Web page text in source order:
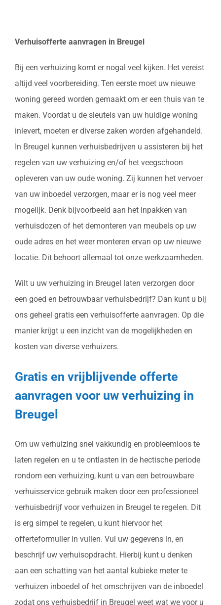
Verhuisofferte aanvragen in Breugel
Bij een verhuizing komt er nogal veel kijken. Het vereist
altijd veel voorbereiding. Ten eerste moet uw nieuwe
woning gereed worden gemaakt om er een thuis van te
maken. Voordat u de sleutels van uw huidige woning
inlevert, moeten er diverse zaken worden afgehandeld.
In Breugel kunnen verhuisbedrijven u assisteren bij het
regelen van uw verhuizing en/of het veegschoon
opleveren van uw oude woning. Zij kunnen het vervoer
van uw inboedel verzorgen, maar er is nog veel meer
mogelijk. Denk bijvoorbeeld aan het inpakken van
verhuisdozen of het demonteren van meubels op uw
oude adres en het weer monteren ervan op uw nieuwe
locatie. Dit behoort allemaal tot onze werkzaamheden.
Wilt u uw verhuizing in Breugel laten verzorgen door
een goed en betrouwbaar verhuisbedrijf? Dan kunt u bij
ons geheel gratis een verhuisofferte aanvragen. Op die
manier krijgt u een inzicht van de mogelijkheden en
kosten van diverse verhuizers.
Gratis en vrijblijvende offerte
aanvragen voor uw verhuizing in
Breugel
Om uw verhuizing snel vakkundig en probleemloos te
laten regelen en u te ontlasten in de hectische periode
rondom een verhuizing, kunt u van een betrouwbare
verhuisservice gebruik maken door een professioneel
verhuisbedrijf voor verhuizen in Breugel te regelen. Dit
is erg simpel te regelen, u kunt hiervoor het
offerteformulier in vullen. Vul uw gegevens in, en
beschrijf uw verhuisopdracht. Hierbij kunt u denken
aan een schatting van het aantal kubieke meter te
verhuizen inboedel of het omschrijven van de inboedel
zodat ons verhuisbedrijf in Breugel weet wat we voor u